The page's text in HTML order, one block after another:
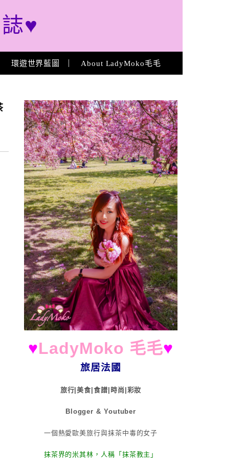
♥
環遊世界藍圖 About LadyMoko毛毛
About
♥LadyMoko 毛毛♥
旅居法國
旅行|美食|食譜|時尚|彩妝
Blogger & Youtuber
一個熱愛歐美旅行與抹茶中毒的女子
抹茶界的米其林，人稱「抹茶教主」